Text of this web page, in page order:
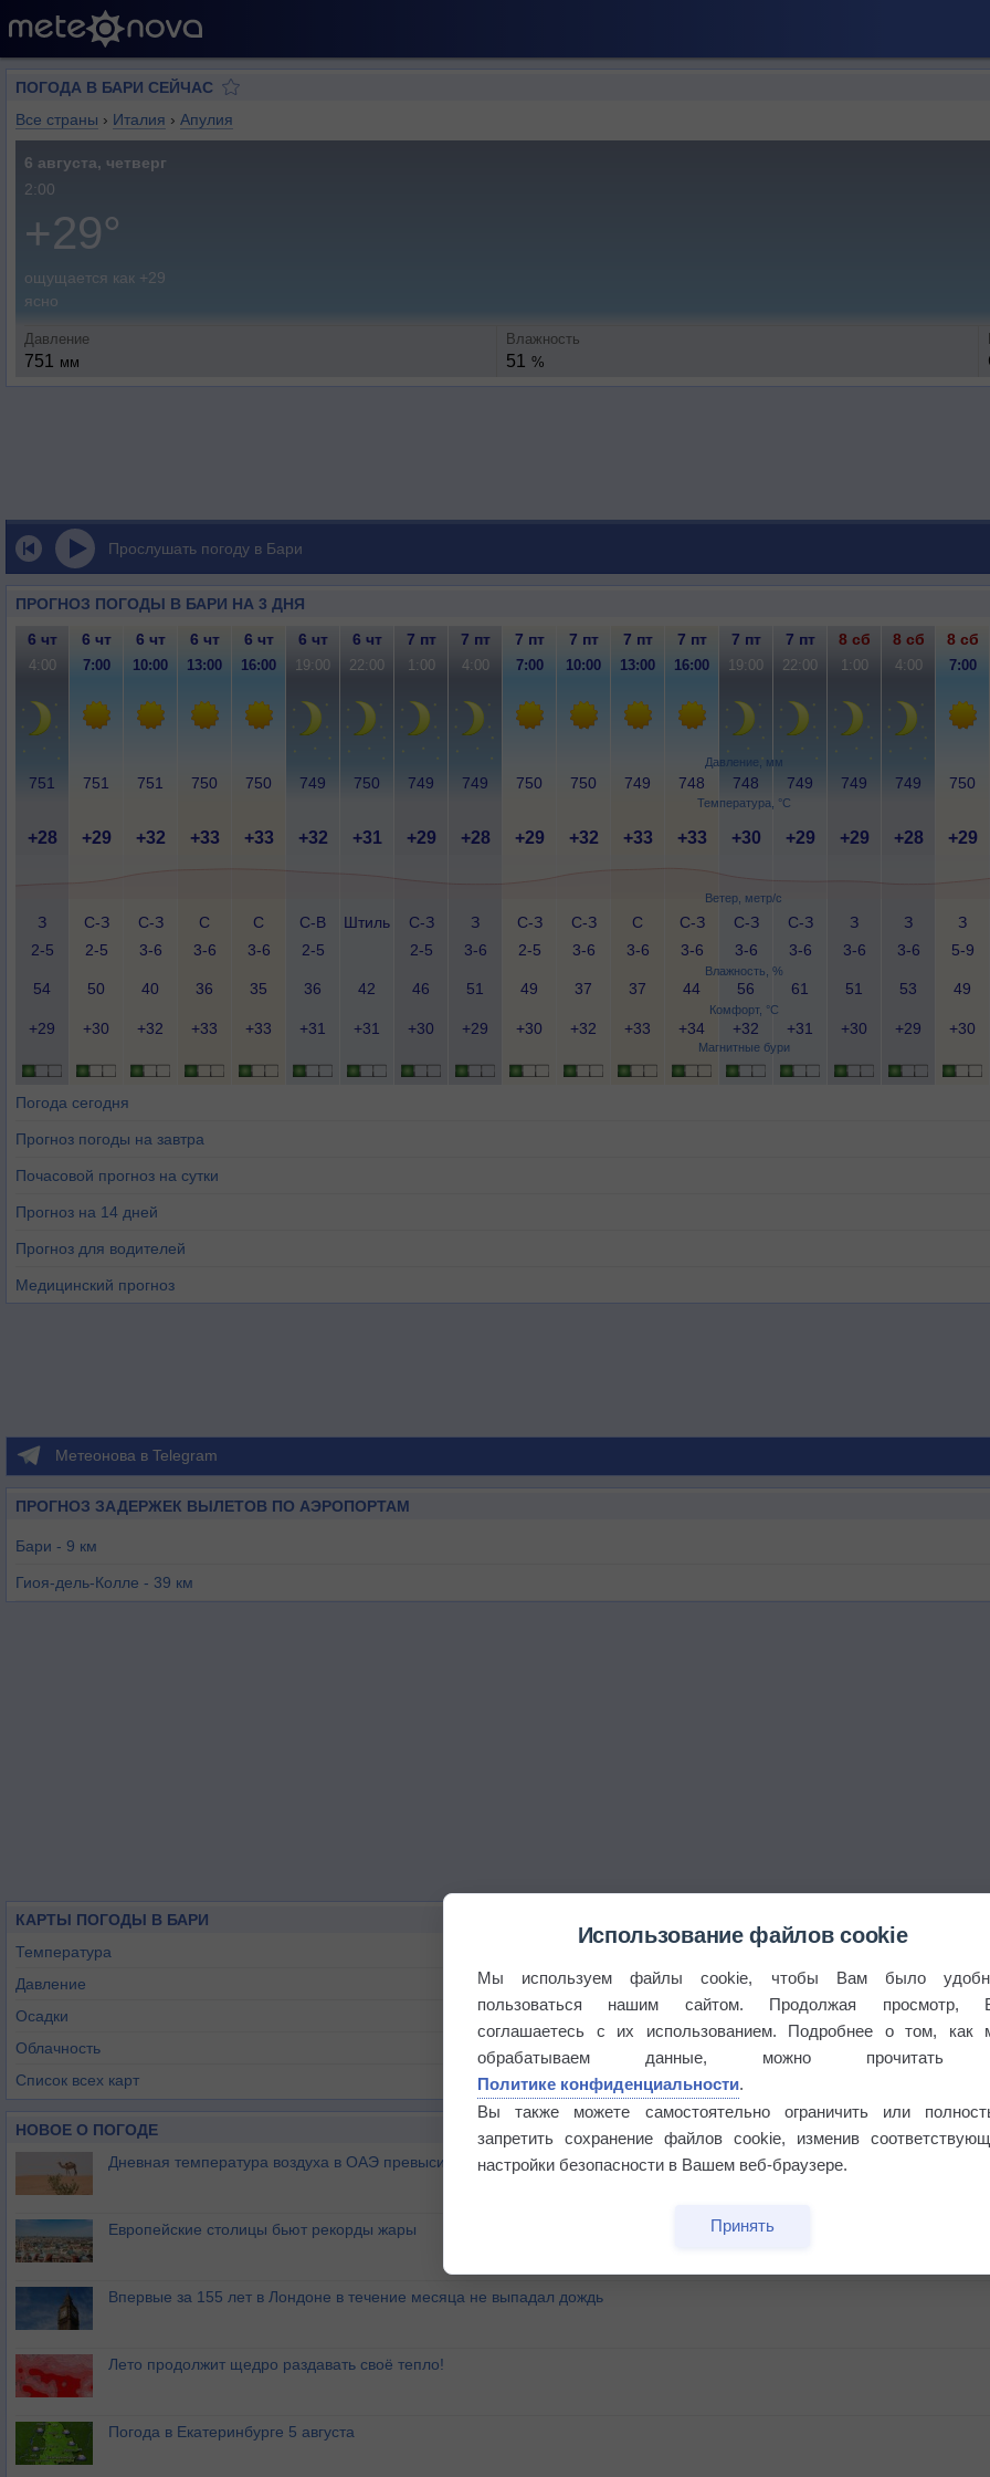
ПОГОДА В БАРИ СЕЙЧАС
Все страны › Италия › Апулия
6 августа, четверг
2:00
+29°
ощущается как +29
ясно
Давление
751 мм
Влажность
51 %
Прослушать погоду в Бари
ПРОГНОЗ ПОГОДЫ В БАРИ НА 3 ДНЯ
Давление, мм
Температура, °C
Ветер, метр/с
Влажность, %
Комфорт, °C
Магнитные бури
6 чт 6 чт 6 чт 6 чт 6 чт 6 чт 6 чт 7 пт 7 пт 7 пт 7 пт 7 пт 7 пт 7 пт 7 пт 8 сб 8 сб 8 сб
4:00 7:00 10:00 13:00 16:00 19:00 22:00 1:00 4:00 7:00 10:00 13:00 16:00 19:00 22:00 1:00 4:00 7:00
751 751 751 750 750 749 750 749 749 750 750 749 748 748 749 749 749 750
+28 +29 +32 +33 +33 +32 +31 +29 +28 +29 +32 +33 +33 +30 +29 +29 +28 +29
З
2-5
С-З
2-5
С-З
3-6
С
3-6
С
3-6
С-В
2-5
Штиль
С-З
2-5
З
3-6
С-З
2-5
С-З
3-6
С
3-6
С-З
3-6
С-З
3-6
С-З
3-6
З
3-6
З
3-6
З
5-9
54 50 40 36 35 36 42 46 51 49 37 37 44 56 61 51 53 49
+29 +30 +32 +33 +33 +31 +31 +30 +29 +30 +32 +33 +34 +32 +31 +30 +29 +30
Погода сегодня
Прогноз погоды на завтра
Почасовой прогноз на сутки
Прогноз на 14 дней
Прогноз для водителей
Медицинский прогноз
Метеонова в Telegram
ПРОГНОЗ ЗАДЕРЖЕК ВЫЛЕТОВ ПО АЭРОПОРТАМ
Бари - 9 км
Гиоя-дель-Колле - 39 км
КАРТЫ ПОГОДЫ В БАРИ
Температура
Давление
Осадки
Облачность
Список всех карт
НОВОЕ О ПОГОДЕ
Дневная температура воздуха в ОАЭ превысила +51°
Европейские столицы бьют рекорды жары
Впервые за 155 лет в Лондоне в течение месяца не выпадал дождь
Лето продолжит щедро раздавать своё тепло!
Погода в Екатеринбурге 5 августа
Использование файлов cookie
Мы используем файлы cookie, чтобы Вам было
пользоваться нашим сайтом. Продолжая просмотр,
соглашаетесь с их использованием. Подробнее о том, как
обрабатываем данные, можно прочитать
Политике конфиденциальности.
Вы также можете самостоятельно ограничить или
запретить сохранение файлов cookie, изменив
настройки безопасности в Вашем веб-браузере.
Принять